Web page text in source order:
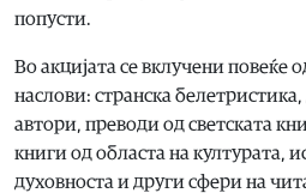
попусти.
Во акцијата се вклучени повеќе
наслови: странска
автори, преводи од светската
книги од областа на културата,
духовноста и други сфери на